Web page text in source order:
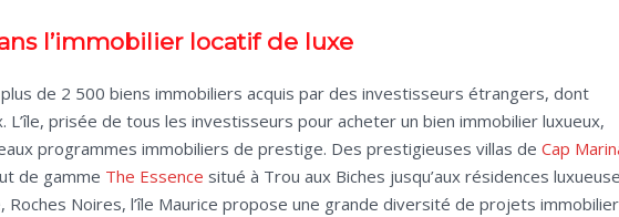
l’immobilier locatif de luxe
de 2 500 biens immobiliers acquis par des investisseurs étrangers, dont
prisée de tous les investisseurs pour acheter un bien immobilier luxueux,
programmes immobiliers de prestige. Des prestigieuses villas de Cap
de gamme The Essence situé à Trou aux Biches jusqu’aux résidences
Noires, l’île Maurice propose une grande diversité de projets